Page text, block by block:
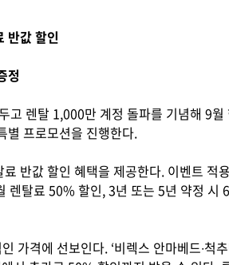
반값 할인
정
고 렌탈 1,000만 계정 돌파를 기념해 9
별 프로모션을 진행한다.
반값 할인 혜택을 제공한다. 이벤트
탈료 50% 할인, 3년 또는 5년 약정 시
가격에 선보인다. ‘비렉스 안마베드∙척